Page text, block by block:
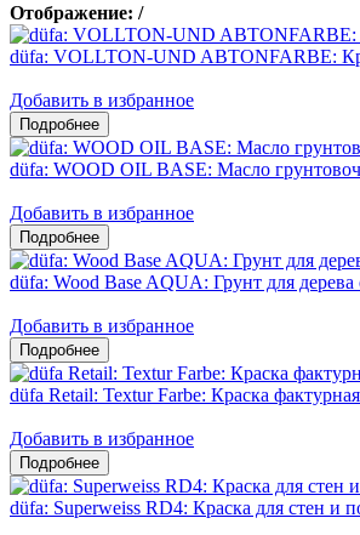
Отображение: /
düfa: VOLLTON-UND ABTONFARBE:
Добавить в избранное
düfa: WOOD OIL BASE: Масло
Добавить в избранное
düfa: Wood Base AQUA: Грунт для
Добавить в избранное
düfa Retail: Textur Farbe: Краска
Добавить в избранное
düfa: Superweiss RD4: Краска для стен и